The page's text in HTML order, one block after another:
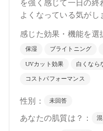
4573623430586
【店舗発売日】
CosmeKitchen 2025/7/1
※店舗での取り扱いや詳し
舗にお問い合わせください。
承ください。
※通常はご注文より１～３